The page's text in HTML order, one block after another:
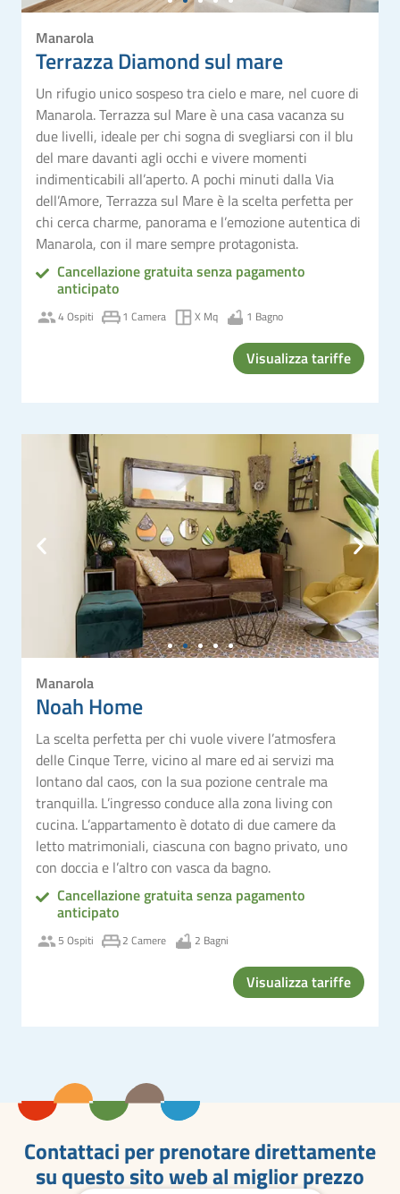
Manarola
Terrazza Diamond sul mare
Un rifugio unico sospeso tra cielo e mare, nel cuore di
Manarola. Terrazza sul Mare è una casa vacanza su
due livelli, ideale per chi sogna di svegliarsi con il blu
del mare davanti agli occhi e vivere momenti
indimenticabili all’aperto. A pochi minuti dalla Via
dell’Amore, Terrazza sul Mare è la scelta perfetta per
chi cerca charme, panorama e l’emozione autentica di
Manarola, con il mare sempre protagonista.
Cancellazione gratuita senza pagamento
anticipato
4 Ospiti 1 Camera X Mq 1 Bagno
Visualizza tariffe
Manarola
Noah Home
La scelta perfetta per chi vuole vivere l’atmosfera
delle Cinque Terre, vicino al mare ed ai servizi ma
lontano dal caos, con la sua pozione centrale ma
tranquilla. L’ingresso conduce alla zona living con
cucina. L’appartamento è dotato di due camere da
letto matrimoniali, ciascuna con bagno privato, uno
con doccia e l’altro con vasca da bagno.
Cancellazione gratuita senza pagamento
anticipato
5 Ospiti 2 Camere 2 Bagni
Visualizza tariffe
Contattaci per prenotare direttamente
su questo sito web al miglior prezzo